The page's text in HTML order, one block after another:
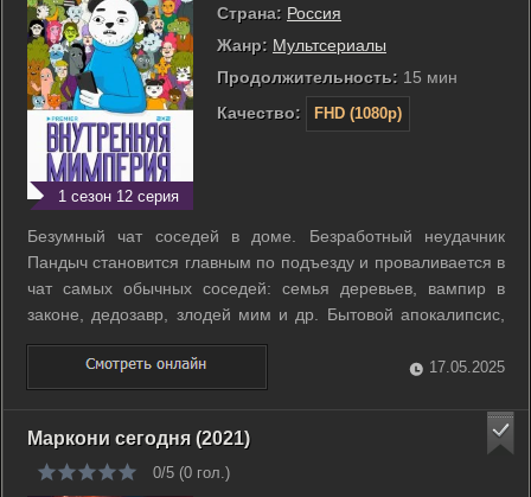
1 сезон 12 серия
Страна: Россия
Жанр: Мультсериалы
Продолжительность: 15 мин
Качество:
FHD (1080p)
Безумный чат соседей в доме. Безработный неудачник
Пандыч становится главным по подъезду и проваливается в
чат самых обычных соседей: семья деревьев, вампир в
законе, дедозавр, злодей мим и др. Бытовой апокалипсис,
скринлайф-скандалы и поиски смысла жизни в масштабах
убитого подъезда. ...
17.05.2025
Маркони сегодня (2021)
0/5 (0 гол.)